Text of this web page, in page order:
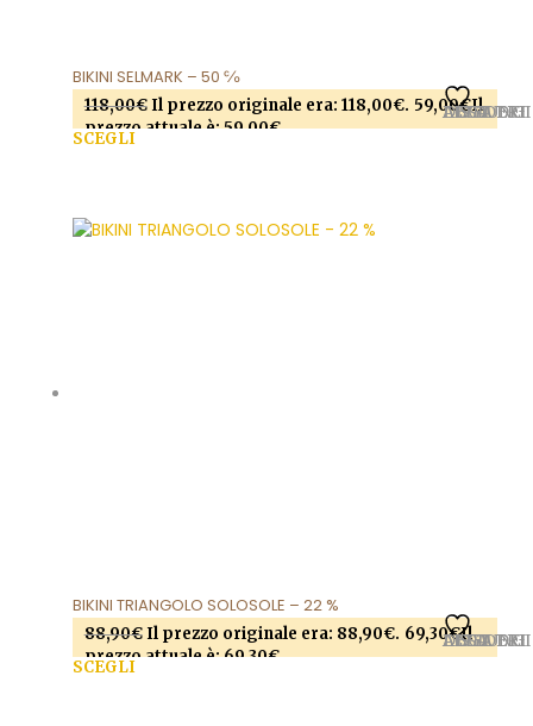
AGGIUNGI ALLA LISTA DEI DESIDERI
BIKINI SELMARK – 50 ℅
118,00€ Il prezzo originale era: 118,00€. 59,00€Il
prezzo attuale è: 59,00€.
SCEGLI
AGGIUNGI ALLA LISTA DEI DESIDERI
BIKINI TRIANGOLO SOLOSOLE – 22 %
88,90€ Il prezzo originale era: 88,90€. 69,30€Il
prezzo attuale è: 69,30€.
SCEGLI